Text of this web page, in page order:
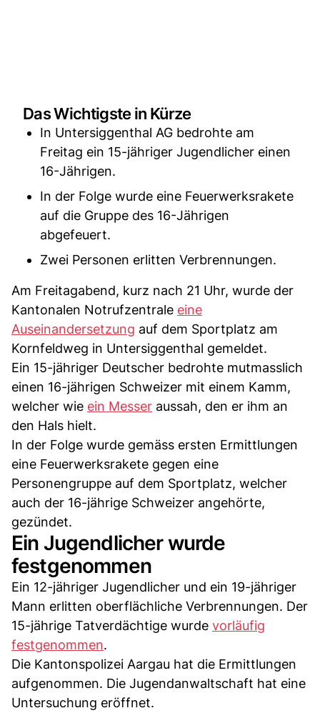
Das Wichtigste in Kürze
In Untersiggenthal AG bedrohte am
Freitag ein 15-jähriger Jugendlicher einen
16-Jährigen.
In der Folge wurde eine Feuerwerksrakete
auf die Gruppe des 16-Jährigen
abgefeuert.
Zwei Personen erlitten Verbrennungen.
Am Freitagabend, kurz nach 21 Uhr, wurde der
Kantonalen Notrufzentrale eine
Auseinandersetzung auf dem Sportplatz am
Kornfeldweg in Untersiggenthal gemeldet.
Ein 15-jähriger Deutscher bedrohte mutmasslich
einen 16-jährigen Schweizer mit einem Kamm,
welcher wie ein Messer aussah, den er ihm an
den Hals hielt.
In der Folge wurde gemäss ersten Ermittlungen
eine Feuerwerksrakete gegen eine
Personengruppe auf dem Sportplatz, welcher
auch der 16-jährige Schweizer angehörte,
gezündet.
Ein Jugendlicher wurde
festgenommen
Ein 12-jähriger Jugendlicher und ein 19-jähriger
Mann erlitten oberflächliche Verbrennungen. Der
15-jährige Tatverdächtige wurde vorläufig
festgenommen.
Die Kantonspolizei Aargau hat die Ermittlungen
aufgenommen. Die Jugendanwaltschaft hat eine
Untersuchung eröffnet.